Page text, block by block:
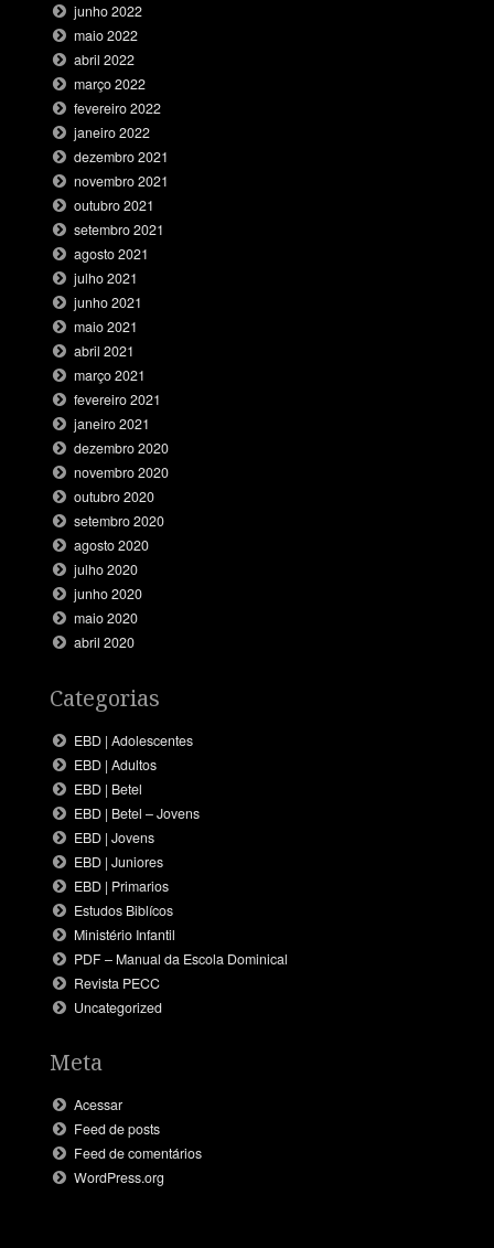
junho 2022
maio 2022
abril 2022
março 2022
fevereiro 2022
janeiro 2022
dezembro 2021
novembro 2021
outubro 2021
setembro 2021
agosto 2021
julho 2021
junho 2021
maio 2021
abril 2021
março 2021
fevereiro 2021
janeiro 2021
dezembro 2020
novembro 2020
outubro 2020
setembro 2020
agosto 2020
julho 2020
junho 2020
maio 2020
abril 2020
Categorias
EBD | Adolescentes
EBD | Adultos
EBD | Betel
EBD | Betel – Jovens
EBD | Jovens
EBD | Juniores
EBD | Primarios
Estudos Biblícos
Ministério Infantil
PDF – Manual da Escola Dominical
Revista PECC
Uncategorized
Meta
Acessar
Feed de posts
Feed de comentários
WordPress.org